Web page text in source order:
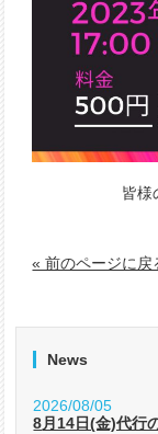
皆様
« 前のページに戻
News
2026/08/05
8月14日(金)代行